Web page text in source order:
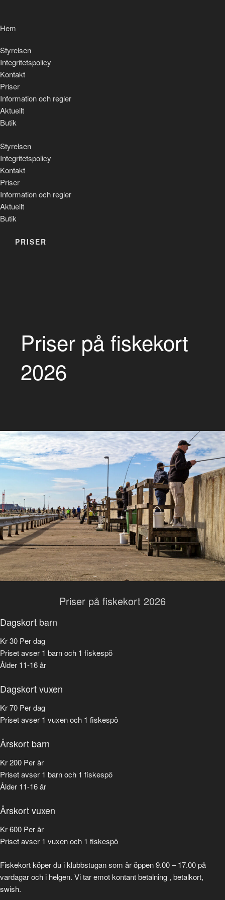
Hem
Styrelsen
Integritetspolicy
Kontakt
Priser
Information och regler
Aktuellt
Butik
Styrelsen
Integritetspolicy
Kontakt
Priser
Information och regler
Aktuellt
Butik
PRISER
Priser på fiskekort
2026
Priser på fiskekort 2026
Dagskort barn
Kr30 Per dag
Priset avser 1 barn och 1 fiskespö
Ålder 11-16 år
Dagskort vuxen
Kr70 Per dag
Priset avser 1 vuxen och 1 fiskespö
Årskort barn
Kr200 Per år
Priset avser 1 barn och 1 fiskespö
Ålder 11-16 år
Årskort vuxen
Kr600 Per år
Priset avser 1 vuxen och 1 fiskespö
Fiskekort köper du i klubbstugan som är öppen 9.00 – 17.00 på
vardagar och i helgen. Vi tar emot kontant betalning , betalkort,
swish.